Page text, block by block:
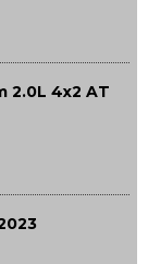
2.0L 4x2 AT